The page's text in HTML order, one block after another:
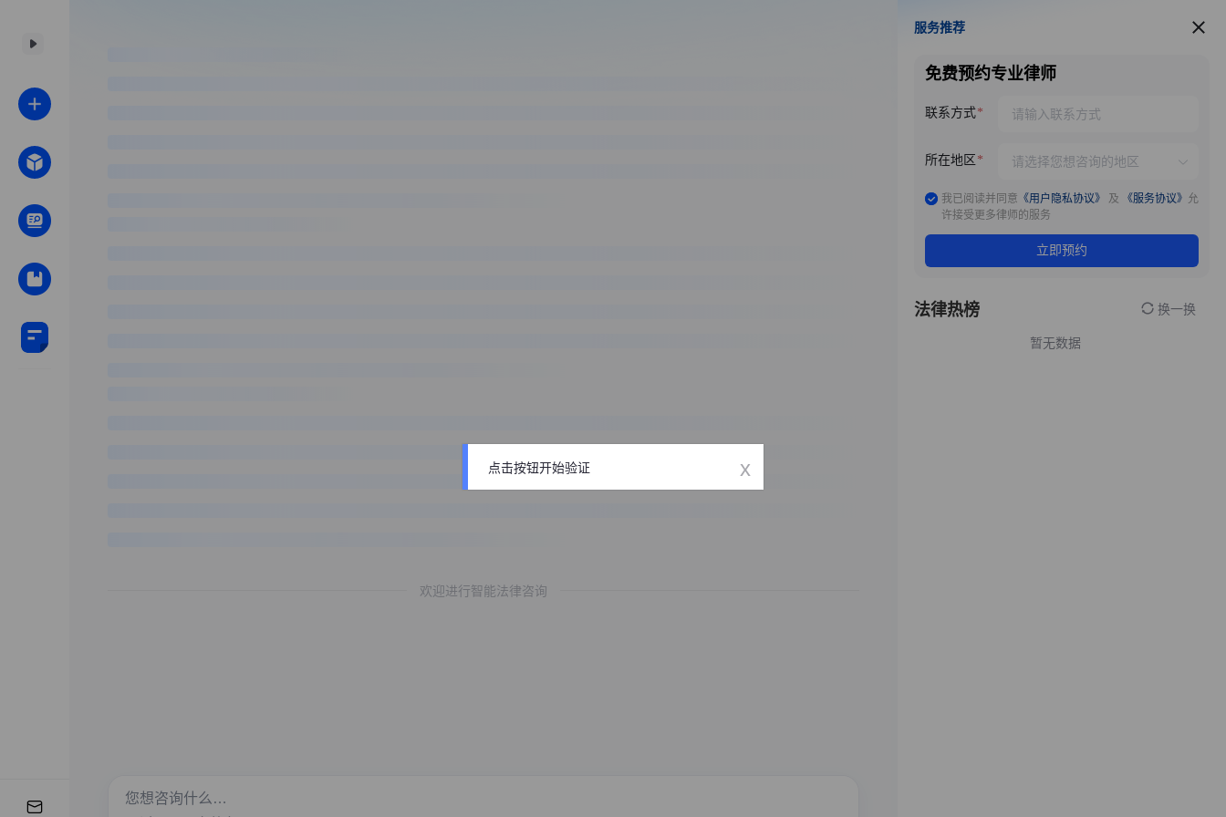
欢迎进行智能法律咨询
服务推荐
服务推荐
免费预约专业律师
联系方式
所在地区
我已阅读并同意 《用户隐私协议》 及 《服务协议》 允
许接受更多律师的服务
立即预约
法律热榜 换一换
暂无数据
点击按钮开始验证 x